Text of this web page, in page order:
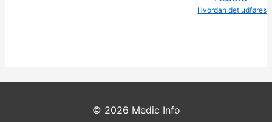
Hvordan det udføres
© 2026 Medic Info